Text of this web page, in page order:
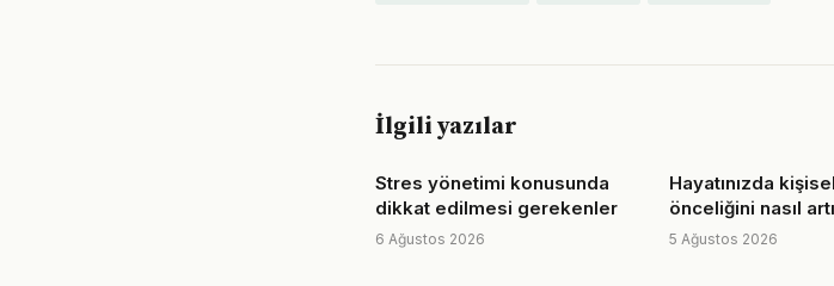
İlgili yazılar
Stres yönetimi konusunda
dikkat edilmesi gerekenler
6 Ağustos 2026
Hayatınızda
önceliğini nasıl
5 Ağustos 2026